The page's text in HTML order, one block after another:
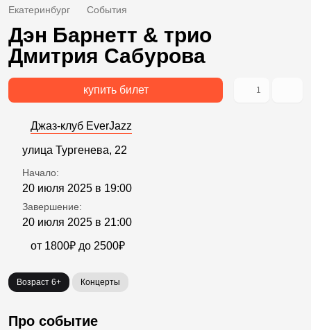
Екатеринбург События
Дэн Барнетт & трио
Дмитрия Сабурова
купить билет 1
Джаз-клуб EverJazz
улица Тургенева, 22
Начало:
20 июля 2025 в 19:00
Завершение:
20 июля 2025 в 21:00
от 1800₽ до 2500₽
Возраст 6+ Концерты
Про событие